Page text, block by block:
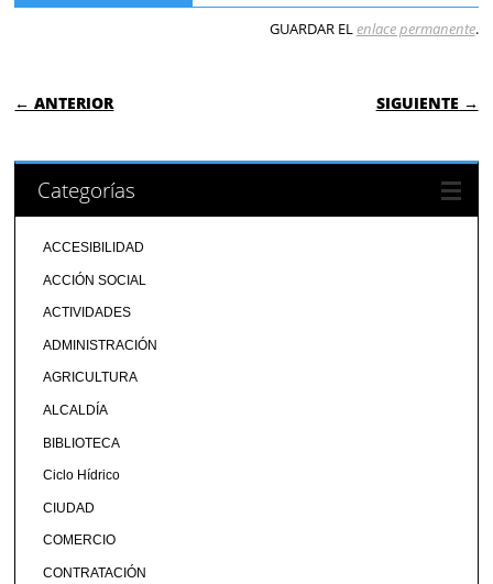
GUARDAR ELenlace permanente.
NAVEGACIÓN DE ENTRADAS
← ANTERIOR SIGUIENTE →
Categorías
ACCESIBILIDAD
ACCIÓN SOCIAL
ACTIVIDADES
ADMINISTRACIÓN
AGRICULTURA
ALCALDÍA
BIBLIOTECA
Ciclo Hídrico
CIUDAD
COMERCIO
CONTRATACIÓN